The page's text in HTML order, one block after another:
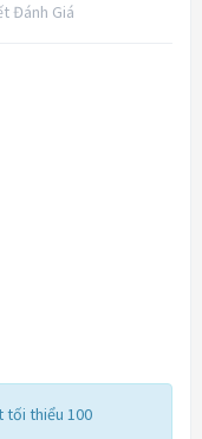
Đánh Giá
tối thiểu 100